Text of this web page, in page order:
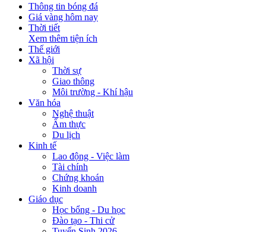
Thông tin bóng đá
Giá vàng hôm nay
Thời tiết
Xem thêm tiện ích
Thế giới
Xã hội
Thời sự
Giao thông
Môi trường - Khí hậu
Văn hóa
Nghệ thuật
Ẩm thực
Du lịch
Kinh tế
Lao động - Việc làm
Tài chính
Chứng khoán
Kinh doanh
Giáo dục
Học bổng - Du học
Đào tạo - Thi cử